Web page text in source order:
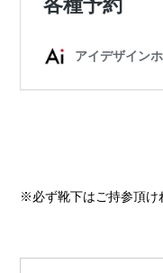
※必ず靴下はご持参頂け